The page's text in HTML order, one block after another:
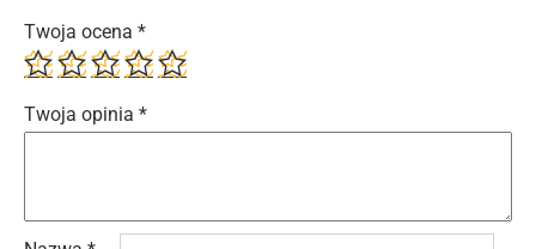
Twoja ocena *
Twoja opinia *